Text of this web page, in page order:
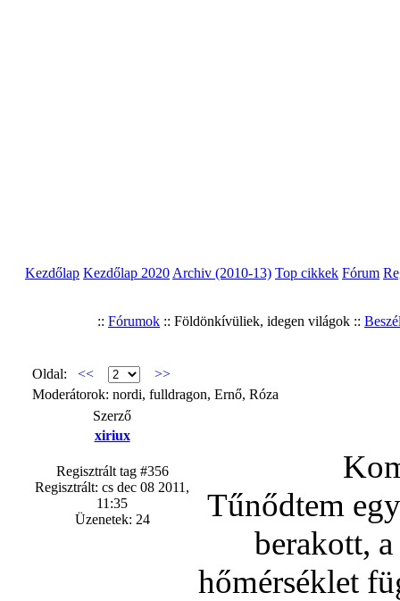
Kezdőlap Kezdőlap 2020 Archiv (2010-13) Top cikkek Fórum
:: Fórumok :: Földönkí­vüliek, idegen világok ::
Oldal: <<
>>
Moderátorok: nordi, fulldragon, Ernő, Róza
Szerző
xiriux
Regisztrált tag #356
Regisztrált: cs dec 08 2011,
11:35
Üzenetek: 24
Tűnődtem
berakott,
hőmérséklet